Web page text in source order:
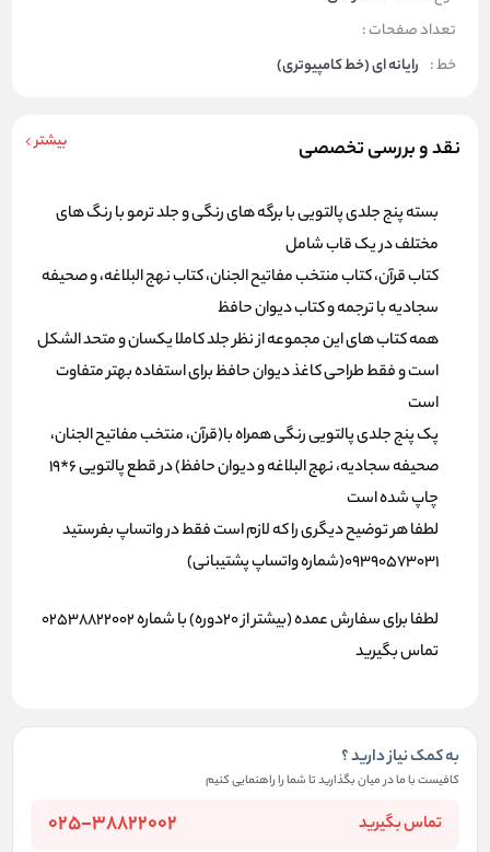
تعداد صفحات :
خط : رایانه ای (خط کامپیوتری)
نقد و بررسی تخصصی بیشتر
بسته پنج جلدی پالتویی با برگه های رنگی و جلد ترمو با رنگ های
مختلف در یک قاب شامل
کتاب قرآن، کتاب منتخب مفاتیح الجنان، کتاب نهج البلاغه، و صحیفه
سجادیه با ترجمه و کتاب دیوان حافظ
همه کتاب های این مجموعه از نظر جلد کاملا یکسان و متحد الشکل
است و فقط طراحی کاغذ دیوان حافظ برای استفاده بهتر متفاوت
است
پک پنج جلدی پالتویی رنگی همراه با(قرآن، منتخب مفاتیح الجنان،
صحیفه سجادیه، نهج البلاغه و دیوان حافظ) در قطع پالتویی 6*19
چاپ شده است
لطفا هر توضیح دیگری را که لازم است فقط در واتساپ بفرستید
09390573031(شماره واتساپ پشتیبانی)
لطفا برای سفارش عمده (بیشتر از 20دوره) با شماره 02538822002
تماس بگیرید
به کمک نیاز دارید ؟
کافیست با ما در میان بگذارید تا شما را راهنمایی کنیم
تماس بگیرید 025-38822002